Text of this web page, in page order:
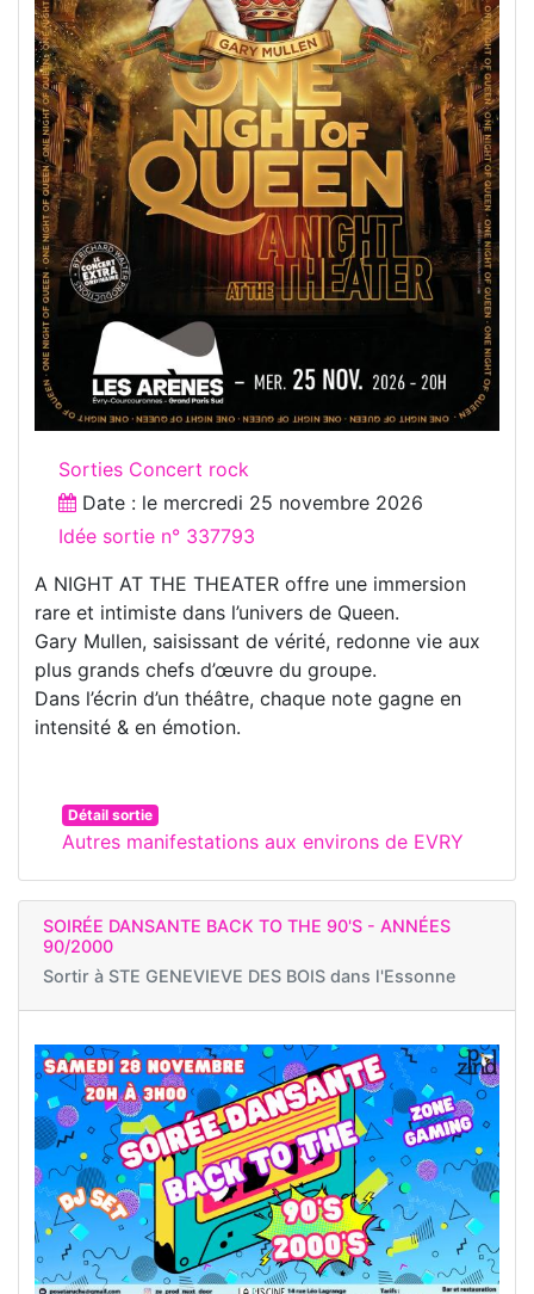
Sorties Concert rock
Date : le mercredi 25 novembre 2026
Idée sortie n° 337793
A NIGHT AT THE THEATER offre une immersion
rare et intimiste dans l’univers de Queen.
Gary Mullen, saisissant de vérité, redonne vie aux
plus grands chefs d’œuvre du groupe.
Dans l’écrin d’un théâtre, chaque note gagne en
intensité & en émotion.
Détail sortie
Autres manifestations aux environs de EVRY
SOIRÉE DANSANTE BACK TO THE 90'S - ANNÉES
90/2000
Sortir à STE GENEVIEVE DES BOIS dans l'Essonne